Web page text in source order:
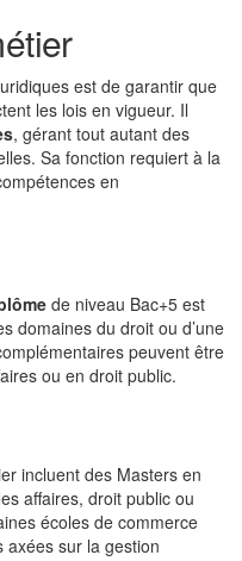
est de garantir que
les lois en vigueur. Il
, gérant tout autant des
Sa fonction requiert à la
en
de niveau Bac+5 est
domaines du droit ou d’une
peuvent être
ou en droit public.
incluent des Masters en
affaires, droit public ou
écoles de commerce
sur la gestion